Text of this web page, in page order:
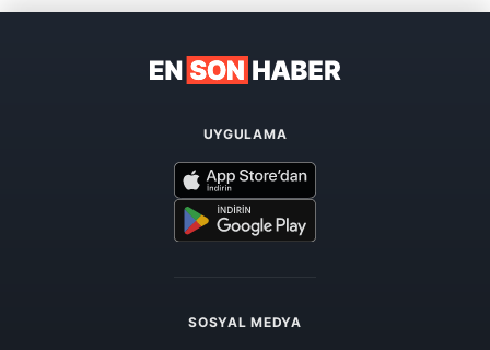
UYGULAMA
SOSYAL MEDYA